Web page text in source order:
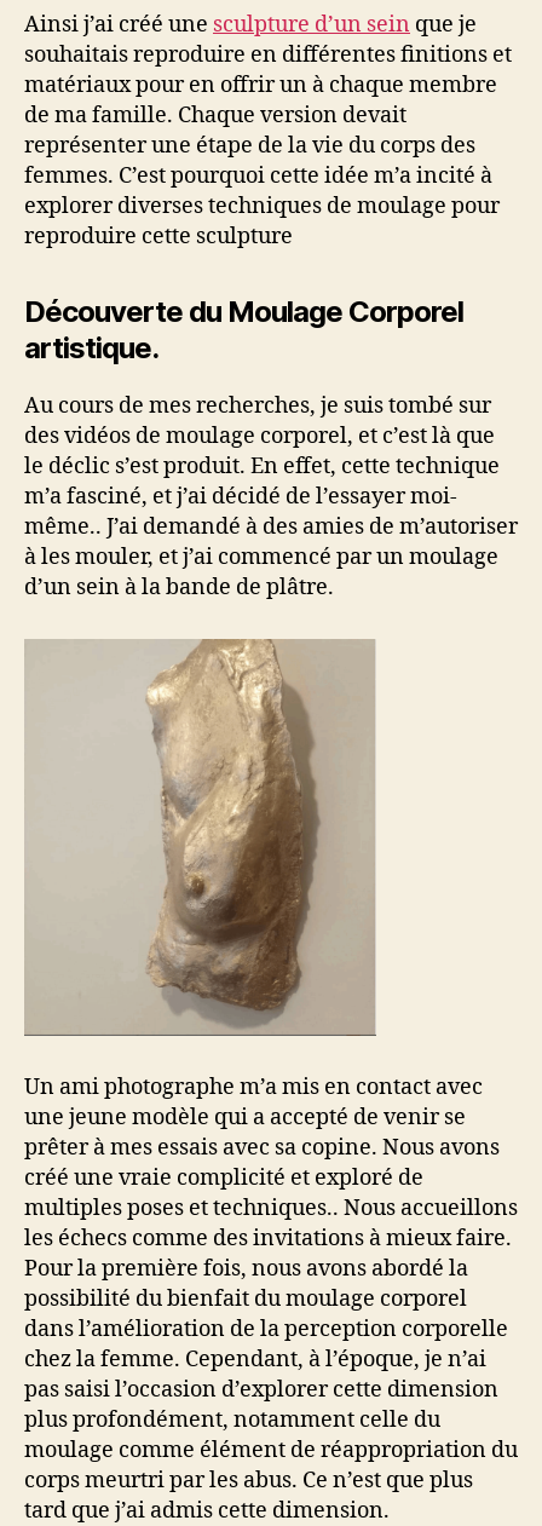
Ainsi j’ai créé une sculpture d’un sein que je
souhaitais reproduire en différentes finitions et
matériaux pour en offrir un à chaque membre
de ma famille. Chaque version devait
représenter une étape de la vie du corps des
femmes. C’est pourquoi cette idée m’a incité à
explorer diverses techniques de moulage pour
reproduire cette sculpture
Découverte du Moulage Corporel
artistique.
Au cours de mes recherches, je suis tombé sur
des vidéos de moulage corporel, et c’est là que
le déclic s’est produit. En effet, cette technique
m’a fasciné, et j’ai décidé de l’essayer moi-
même.. J’ai demandé à des amies de m’autoriser
à les mouler, et j’ai commencé par un moulage
d’un sein à la bande de plâtre.
Un ami photographe m’a mis en contact avec
une jeune modèle qui a accepté de venir se
prêter à mes essais avec sa copine. Nous avons
créé une vraie complicité et exploré de
multiples poses et techniques.. Nous accueillons
les échecs comme des invitations à mieux faire.
Pour la première fois, nous avons abordé la
possibilité du bienfait du moulage corporel
dans l’amélioration de la perception corporelle
chez la femme. Cependant, à l’époque, je n’ai
pas saisi l’occasion d’explorer cette dimension
plus profondément, notamment celle du
moulage comme élément de réappropriation du
corps meurtri par les abus. Ce n’est que plus
tard que j’ai admis cette dimension.